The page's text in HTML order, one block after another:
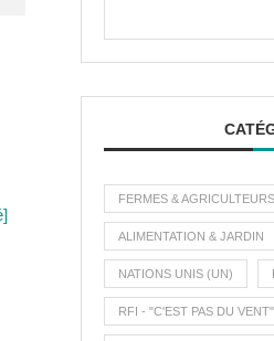
FERMES & AGRICULTEURS
ALIMENTATION & JARDIN
NATIONS UNIS (UN)
RFI - "C'EST PAS DU VENT"